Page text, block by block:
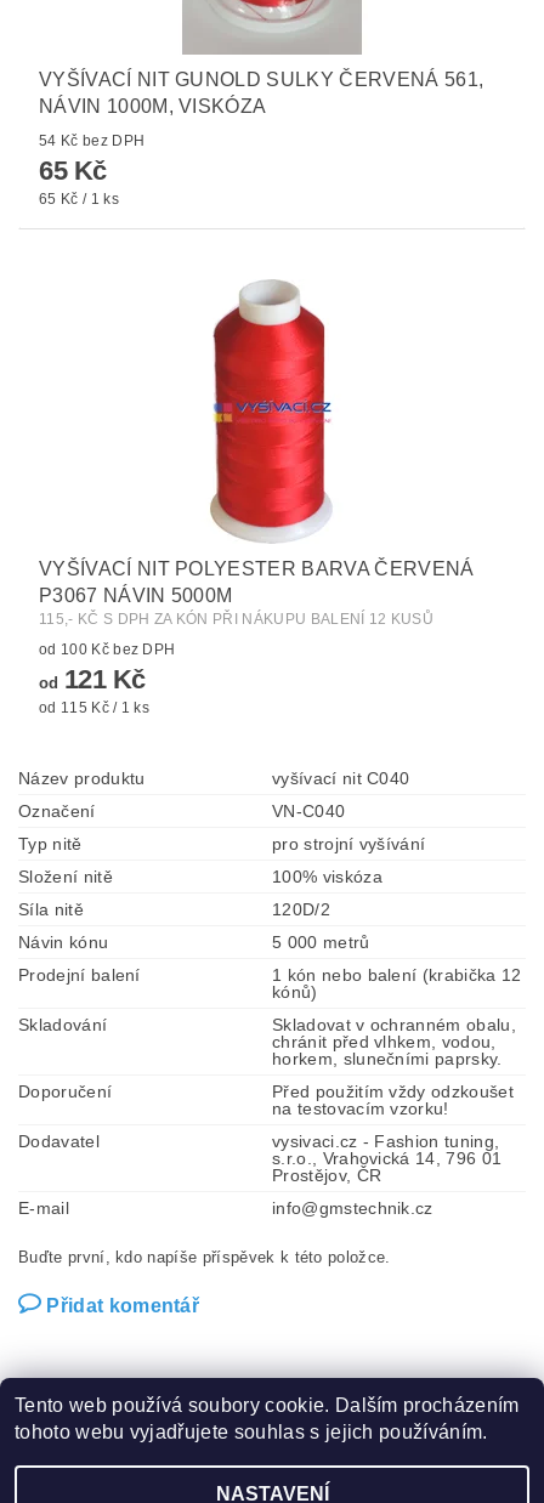
VYŠÍVACÍ NIT GUNOLD SULKY ČERVENÁ 561,
NÁVIN 1000M, VISKÓZA
54 Kč bez DPH
65 Kč
65 Kč / 1 ks
VYŠÍVACÍ NIT POLYESTER BARVA ČERVENÁ
P3067 NÁVIN 5000M
115,- KČ S DPH ZA KÓN PŘI NÁKUPU BALENÍ 12 KUSŮ
od 100 Kč bez DPH
od 121 Kč
od 115 Kč / 1 ks
Název produktu
vyšívací nit C040
Označení
VN-C040
Typ nitě
pro strojní vyšívání
Složení nitě
100% viskóza
Síla nitě
120D/2
Návin kónu
5 000 metrů
Prodejní balení
1 kón nebo balení (krabička 12
kónů)
Skladování
Skladovat v ochranném obalu,
chránit před vlhkem, vodou,
horkem, slunečními paprsky.
Doporučení
Před použitím vždy odzkoušet
na testovacím vzorku!
Dodavatel
vysivaci.cz - Fashion tuning,
s.r.o., Vrahovická 14, 796 01
Prostějov, ČR
E-mail
info@gmstechnik.cz
Buďte první, kdo napíše příspěvek k této položce.
Přidat komentář
Zboží.cz | Heureka.cz | Hot-fix.cz | Crystalstyle.cz
Tento web používá soubory cookie. Dalším procházením
tohoto webu vyjadřujete souhlas s jejich používáním.
NASTAVENÍ